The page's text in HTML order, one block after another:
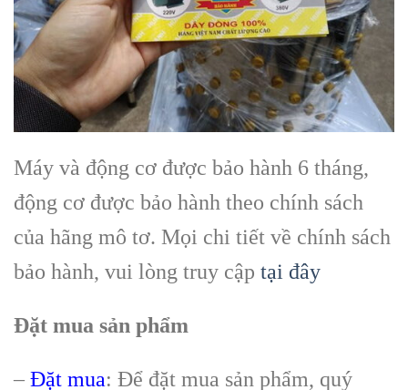
Máy và động cơ được bảo hành 6 tháng,
động cơ được bảo hành theo chính sách
của hãng mô tơ. Mọi chi tiết về chính sách
bảo hành, vui lòng truy cập tại đây
Đặt mua sản phẩm
–Đặt mua: Để đặt mua sản phẩm, quý